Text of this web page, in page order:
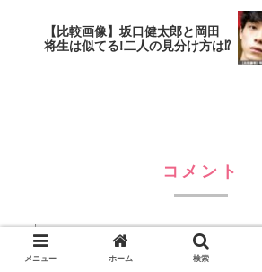
【比較画像】坂口健太郎と岡田
将生は似てる!二人の見分け方は⁉
コメント
コメントを書き込む
メニュー ホーム 検索